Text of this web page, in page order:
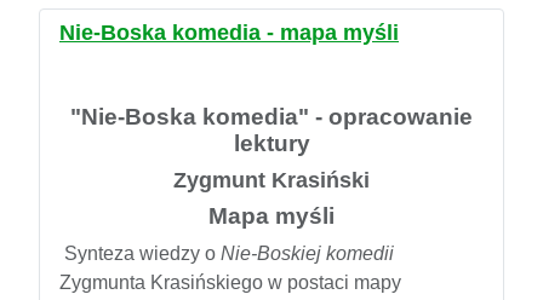
Nie-Boska komedia - mapa myśli
"Nie-Boska komedia" - opracowanie
lektury
Zygmunt Krasiński
Mapa myśli
Synteza wiedzy o Nie-Boskiej komedii
Zygmunta Krasińskiego w postaci mapy